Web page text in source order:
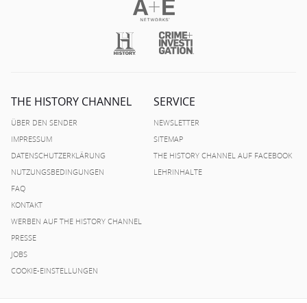
THE HISTORY CHANNEL
ÜBER DEN SENDER
IMPRESSUM
DATENSCHUTZERKLÄRUNG
NUTZUNGSBEDINGUNGEN
FAQ
KONTAKT
WERBEN AUF THE HISTORY CHANNEL
PRESSE
JOBS
COOKIE-EINSTELLUNGEN
SERVICE
NEWSLETTER
SITEMAP
THE HISTORY CHANNEL AUF FACEBOOK
LEHRINHALTE